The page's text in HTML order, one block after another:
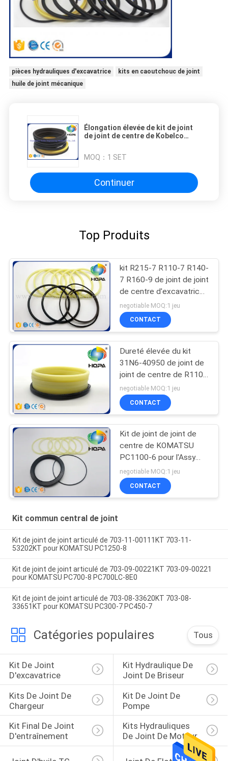
pièces hydrauliques d'excavatrice
kits en caoutchouc de joint
huile de joint mécanique
Élongation élevée de kit de joint
de joint de centre de Kobelco
MOQ： 1 SET
Continuer
Top Produits
kit R215-7 R110-7 R140-
7 R160-9 de joint de joint
de centre d'excavatrice
de 31N6-40950 Hyundai
negotiable MOQ:1 jeu
CONTACT
Dureté élevée du kit
31N6-40950 de joint de
joint de centre de R110-
7 R140-7 R160-9 R215-
7 R250-7 R260-9
negotiable MOQ:1 jeu
CONTACT
Kit de joint de joint de
centre de KOMATSU
PC1100-6 pour l'Assy
703-11-00110 703-11-
53201 de joint articulé
negotiable MOQ:1 jeu
CONTACT
Kit commun central de joint
Kit de joint de joint articulé de 703-11-00111KT 703-11-
53202KT pour KOMATSU PC1250-8
Kit de joint de joint articulé de 703-09-00221KT 703-09-00221
pour KOMATSU PC700-8 PC700LC-8E0
Kit de joint de joint articulé de 703-08-33620KT 703-08-
33651KT pour KOMATSU PC300-7 PC450-7
Catégories populaires Tous
Kit De Joint
D'excavatrice
Kit Hydraulique De
Joint De Briseur
Kits De Joint De
Chargeur
Kit De Joint De
Pompe
Kit Final De Joint
D'entraînement
Kits Hydrauliques
De Joint De Moteur